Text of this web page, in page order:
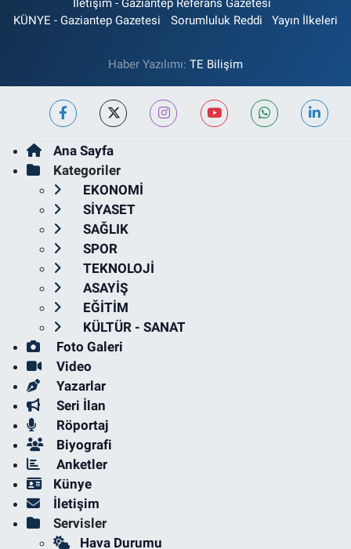
İletişim - Gaziantep Referans Gazetesi
KÜNYE - Gaziantep Gazetesi
Sorumluluk Reddi Yayın İlkeleri
Haber Yazılımı: TE Bilişim
Ana Sayfa
Kategoriler
EKONOMİ
SİYASET
SAĞLIK
SPOR
TEKNOLOJİ
ASAYİŞ
EĞİTİM
KÜLTÜR - SANAT
Foto Galeri
Video
Yazarlar
Seri İlan
Röportaj
Biyografi
Anketler
Künye
İletişim
Servisler
Hava Durumu